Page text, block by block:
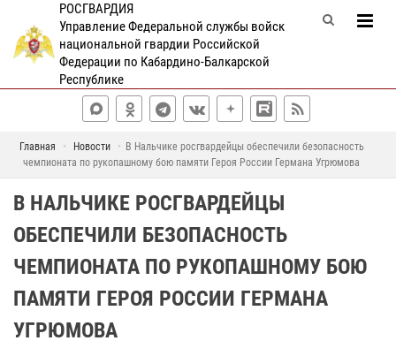
РОСГВАРДИЯ
Управление Федеральной службы войск
национальной гвардии Российской
Федерации по Кабардино-Балкарской
Республике
Главная Новости
В Нальчике росгвардейцы обеспечили безопасность
чемпионата по рукопашному бою памяти Героя России Германа Угрюмова
В НАЛЬЧИКЕ РОСГВАРДЕЙЦЫ
ОБЕСПЕЧИЛИ БЕЗОПАСНОСТЬ
ЧЕМПИОНАТА ПО РУКОПАШНОМУ БОЮ
ПАМЯТИ ГЕРОЯ РОССИИ ГЕРМАНА
УГРЮМОВА